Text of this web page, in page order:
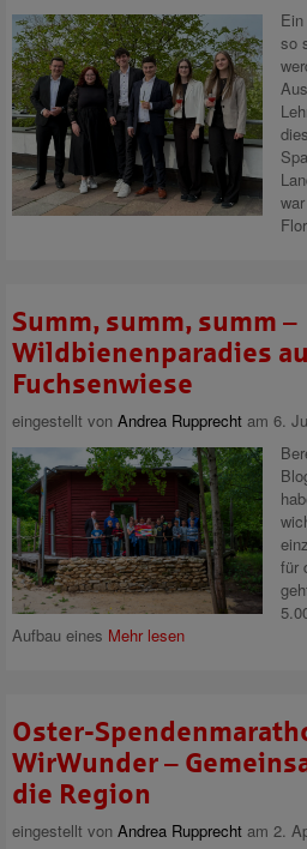
so
Summ, summ, summ –
Wildbienenparadies
Fuchsenwiese
eingestellt von Andrea Rupprecht am 6.
für
Aufbau eines Mehr lesen
Oster-
WirWunder –
die Region
eingestellt von Andrea Rupprecht am 2.